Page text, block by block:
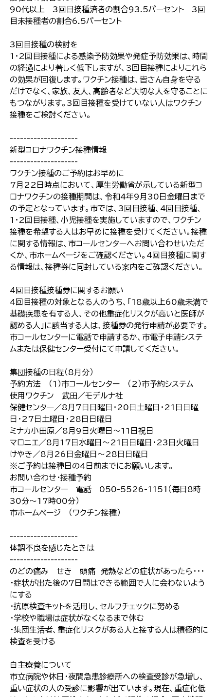
90代以上 3回目接種済者の割合93.5パーセント 3回
目未接種者の割合6.5パーセント
3回目接種の検討を
1・2回目接種による感染予防効果や発症予防効果は、時間
の経過により著しく低下しますが、3回目接種によりこれら
の効果が回復します。ワクチン接種は、皆さん自身を守る
だけでなく、家族、友人、高齢者など大切な人を守ることに
もつながります。3回目接種を受けていない人はワクチン
接種をご検討ください。
--------------------
新型コロナワクチン接種情報
--------------------
ワクチン接種のご予約はお早めに
7月22日時点において、厚生労働省が示している新型コ
ロナワクチンの接種期間は、令和4年9月30日金曜日まで
の予定となっています。市では、3回目接種、4回目接種、
1・2回目接種、小児接種を実施していますので、ワクチン
接種を希望する人はお早めに接種を受けてください。接種
に関する情報は、市コールセンターへお問い合わせいただ
くか、市ホームページをご確認ください。4回目接種に関す
る情報は、接種券に同封している案内をご確認ください。
4回目接種接種券に関するお願い
4回目接種の対象となる人のうち、「18歳以上60歳未満で
基礎疾患を有する人、その他重症化リスクが高いと医師が
認める人」に該当する人は、接種券の発行申請が必要です。
市コールセンターに電話で申請するか、市電子申請システ
ムまたは保健センター受付にて申請してください。
集団接種の日程（8月分）
予約方法 （1）市コールセンター （2）市予約システム
使用ワクチン 武田／モデルナ社
保健センター／8月7日日曜日・20日土曜日・21日日曜
日・27日土曜日・28日日曜日
ミナカ小田原／8月9日火曜日～11日祝日
マロニエ／8月17日水曜日～21日日曜日・23日火曜日
けやき／8月26日金曜日～28日日曜日
※ご予約は接種日の4日前までにお願いします。
お問い合わせ・接種予約
市コールセンター 電話 050-5526-1151（毎日8時
30分～17時00分）
市ホームページ （ワクチン接種）
--------------------
体調不良を感じたときは
--------------------
のどの痛み せき 頭痛 発熱などの症状があったら・・・
・症状が出た後の7日間はできる範囲で人に会わないよう
にする
・抗原検査キットを活用し、セルフチェックに努める
・学校や職場は症状がなくなるまで休む
・集団生活者、重症化リスクがある人と接する人は積極的に
検査を受ける
自主療養について
市立病院や休日・夜間急患診療所への検査受診が急増し、
重い症状の人の受診に影響が出ています。現在、重症化低